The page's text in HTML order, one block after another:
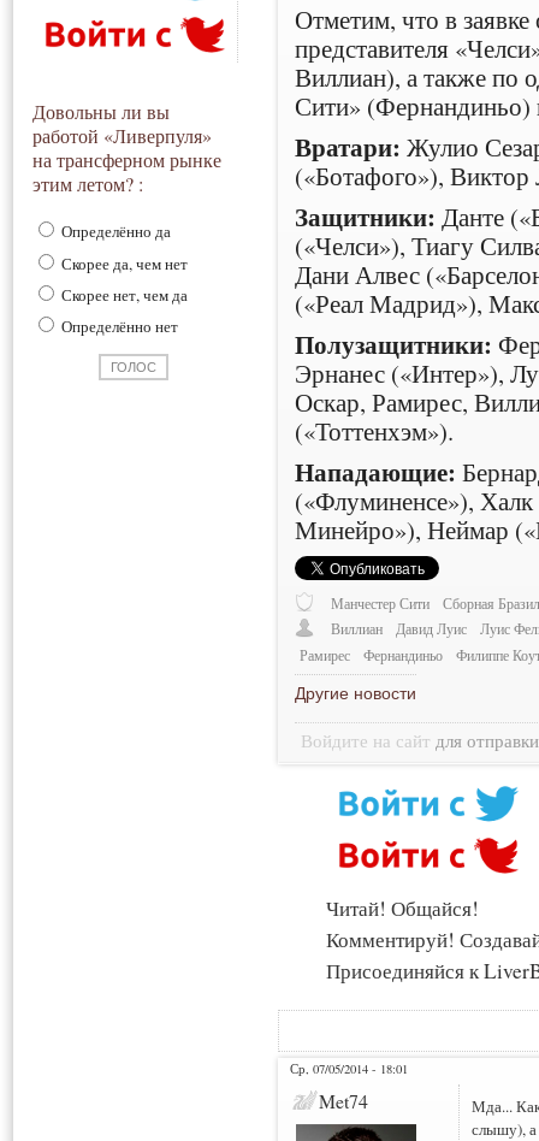
Довольны ли вы
работой «Ливерпуля»
на трансферном рынке
этим летом? :
Определённо да
Скорее да, чем нет
Скорее нет, чем да
Определённо нет
Отметим, что в заявке
представителя
Виллиан), а также по
Сити» (Фернандиньо)
Вратари: Жулио
(«Ботафого»),
Защитники: Данте
(«Челси»), Тиагу
Дани Алвес
(«Реал Мадрид»),
Полузащитники:
Эрнанес («Интер»),
Оскар, Рамирес,
(«Тоттенхэм»).
Нападающие:
(«Флуминенсе»),
Минейро»), Неймар
Манчестер Сити
Сборная
Виллиан
Давид Луис
Луис
Рамирес
Фернандиньо Филиппе
Другие новости
Войдите на сайт для
Читай! Общайся!
Комментируй!
Присоединяйся к
Ср, 07/05/2014 - 18:01
Met74
Мда...
слышу), а